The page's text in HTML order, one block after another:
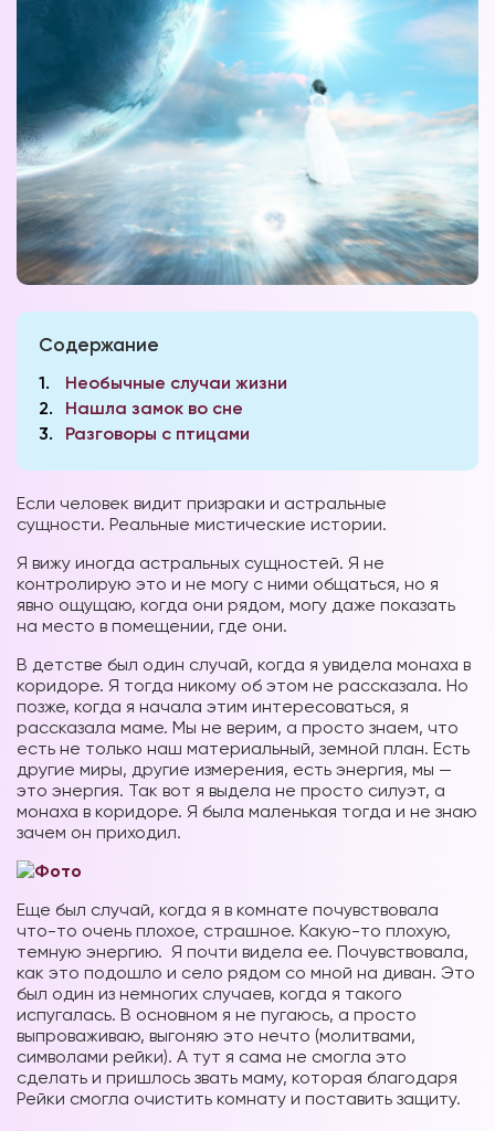
Содержание
1
Необычные случаи жизни
2
Нашла замок во сне
3
Разговоры с птицами
Если человек видит призраки и астральные
сущности. Реальные мистические истории.
Я вижу иногда астральных сущностей. Я не
контролирую это и не могу с ними общаться, но я
явно ощущаю, когда они рядом, могу даже показать
на место в помещении, где они.
В детстве был один случай, когда я увидела монаха в
коридоре. Я тогда никому об этом не рассказала. Но
позже, когда я начала этим интересоваться, я
рассказала маме. Мы не верим, а просто знаем, что
есть не только наш материальный, земной план. Есть
другие миры, другие измерения, есть энергия, мы —
это энергия. Так вот я выдела не просто силуэт, а
монаха в коридоре. Я была маленькая тогда и не знаю
зачем он приходил.
Еще был случай, когда я в комнате почувствовала
что-то очень плохое, страшное. Какую-то плохую,
темную энергию. Я почти видела ее. Почувствовала,
как это подошло и село рядом со мной на диван. Это
был один из немногих случаев, когда я такого
испугалась. В основном я не пугаюсь, а просто
выпроваживаю, выгоняю это нечто (молитвами,
символами рейки). А тут я сама не смогла это
сделать и пришлось звать маму, которая благодаря
Рейки смогла очистить комнату и поставить защиту.